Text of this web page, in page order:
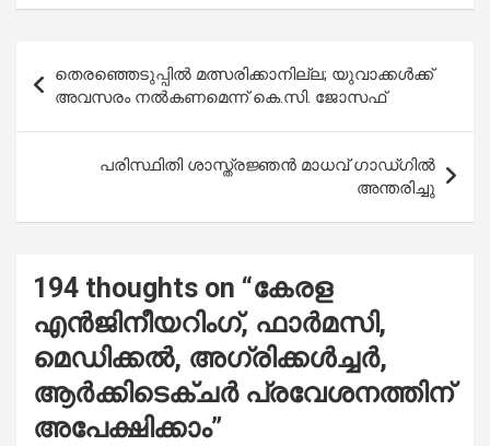
ce
o
o
at
A
p
p
tt ail ar
e
navigation
തെരഞ്ഞെടുപ്പിൽ മത്സരിക്കാനില്ല; യുവാക്കൾക്ക്
അവസരം നൽകണമെന്ന് കെ.സി. ജോസഫ്
പരിസ്ഥിതി ശാസ്ത്രജ്ഞൻ മാധവ് ഗാഡ്ഗിൽ
അന്തരിച്ചു
194 thoughts on “കേരള
എന്‍ജിനീയറിംഗ്, ഫാര്‍മസി,
മെഡിക്കല്‍, അഗ്രിക്കള്‍ച്ചര്‍,
ആര്‍ക്കിടെക്ചര്‍ പ്രവേശനത്തിന്
അപേക്ഷിക്കാം”